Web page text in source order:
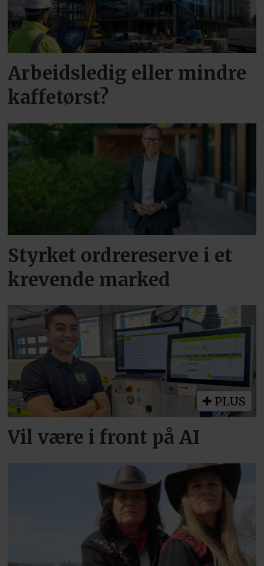
Arbeidsledig eller mindre
kaffetørst?
Styrket ordrereserve i et
krevende marked
PLUS
Vil være i front på AI